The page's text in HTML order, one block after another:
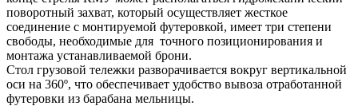
поворотный захват, который осуществляет жесткое
соединение с монтируемой футеровкой, имеет три степени
свободы, необходимые для точного позиционирования и
монтажа устанавливаемой брони.
Стол грузовой тележки разворачивается вокруг вертикальной
оси на 360º, что обеспечивает удобство вывоза отработанной
футеровки из барабана мельницы.